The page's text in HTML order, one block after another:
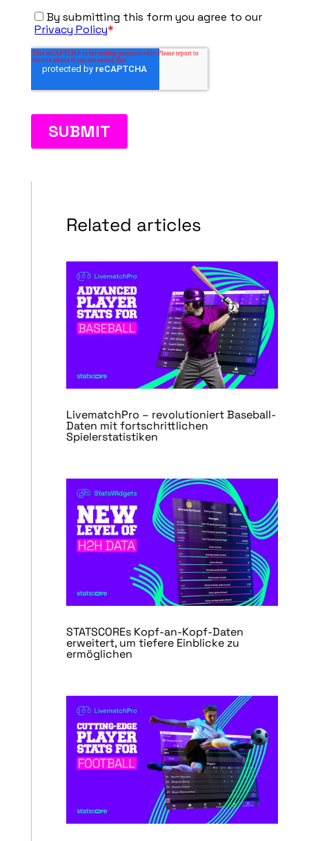
Related articles
LivematchPro – revolutioniert Baseball-
Daten mit fortschrittlichen
Spielerstatistiken
STATSCOREs Kopf-an-Kopf-Daten
erweitert, um tiefere Einblicke zu
ermöglichen